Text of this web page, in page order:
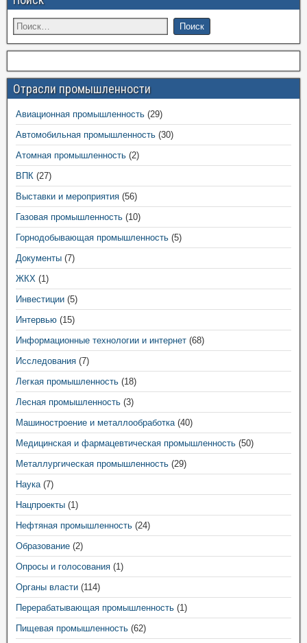
Отрасли промышленности
Авиационная промышленность (29)
Автомобильная промышленность (30)
Атомная промышленность (2)
ВПК (27)
Выставки и мероприятия (56)
Газовая промышленность (10)
Горнодобывающая промышленность (5)
Документы (7)
ЖКХ (1)
Инвестиции (5)
Интервью (15)
Информационные технологии и интернет (68)
Исследования (7)
Легкая промышленность (18)
Лесная промышленность (3)
Машиностроение и металлообработка(40)
Медицинская и фармацевтическая промышленность (50)
Металлургическая промышленность (29)
Наука(7)
Нацпроекты (1)
Нефтяная промышленность (24)
Образование (2)
Опросы и голосования (1)
Органы власти (114)
Перерабатывающая промышленность (1)
Пищевая промышленность (62)